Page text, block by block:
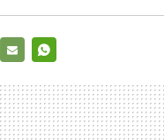
MAIL